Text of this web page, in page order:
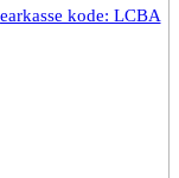
kode: LCBA